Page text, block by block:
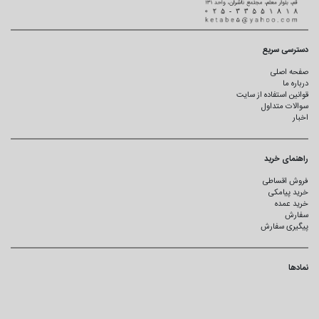
دسترسی سریع
صفحه اصلی
درباره ما
قوانین استفاده از سایت
سوالات متداول
اخبار
راهنمای خرید
فروش اقساطی
خرید پیامکی
خرید عمده
سفارش
پیگیری سفارش
نمادها